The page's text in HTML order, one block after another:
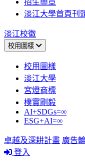
招生簡章
淡江大學首頁刊
淡江校徽
校用圖樣
校用圖樣
淡江大學
宮燈商標
樸實剛毅
AI+SDGs=∞
ESG+AI=∞
卓越及深耕計畫 廣告
登入